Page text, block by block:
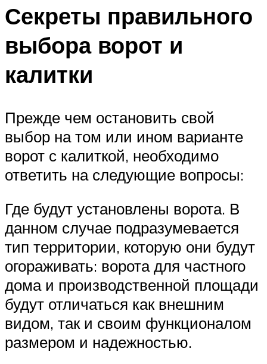
Секреты правильного
выбора ворот и
калитки
Прежде чем остановить свой
выбор на том или ином варианте
ворот с калиткой, необходимо
ответить на следующие вопросы:
Где будут установлены ворота. В
данном случае подразумевается
тип территории, которую они будут
огораживать: ворота для частного
дома и производственной площади
будут отличаться как внешним
видом, так и своим функционалом
размером и надежностью.